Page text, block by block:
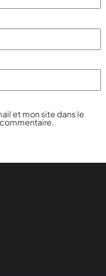
et mon site dans le